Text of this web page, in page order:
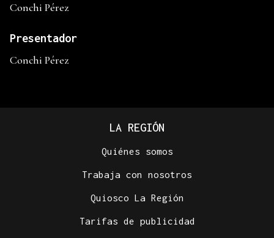
Conchi Pérez
Presentador
Conchi Pérez
LA REGIÓN
Quiénes somos
Trabaja con nosotros
Quiosco La Región
Tarifas de publicidad